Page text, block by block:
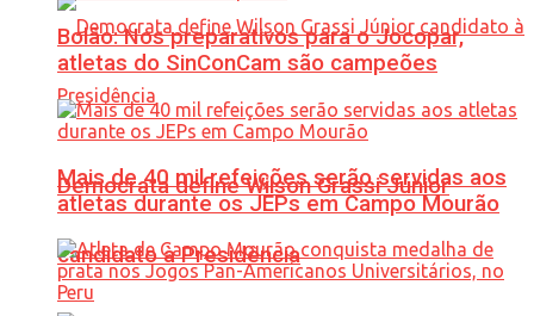
Democrata define Wilson Grassi Júnior
candidato à Presidência
Bolão: Nos preparativos para o Jocopar,
atletas do SinConCam são campeões
Mais de 40 mil refeições serão servidas aos
atletas durante os JEPs em Campo Mourão